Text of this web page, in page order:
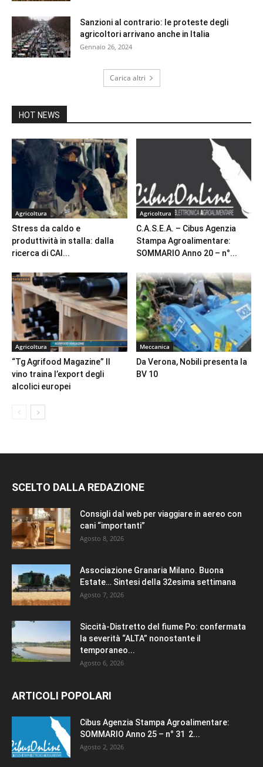
Sanzioni al contrario: le proteste degli
agricoltori arrivano anche in Italia
Gennaio 26, 2024
Carica altri
HOT NEWS
Agricoltura
Stress da caldo e
produttività in stalla: dalla
ricerca di CAI...
Agricoltura
C.A.S.E.A. – Cibus Agenzia
Stampa Agroalimentare:
SOMMARIO Anno 20 – n°...
Agricoltura
“Tg Agrifood Magazine” Il
vino traina l’export degli
alcolici europei
Meccanica
Da Verona, Nobili presenta la
BV 10
SCELTO DALLA REDAZIONE
Consigli dal web per viaggiare in aereo con
cani “importanti”
Agosto 8, 2026
Associazione Granaria Milano. Buona
Estate… Sintesi della 32esima settimana
Agosto 7, 2026
Siccità-Distretto del fiume Po: confermata
la severità “ALTA” nonostante il
temporaneo...
Agosto 6, 2026
ARTICOLI POPOLARI
Cibus Agenzia Stampa Agroalimentare:
SOMMARIO Anno 25 – n° 31 2...
Agosto 2, 2026